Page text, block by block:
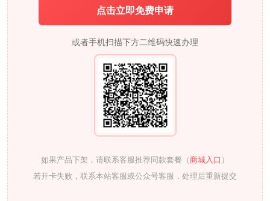
点击立即免费申请
或者手机扫描下方二维码快速办理
如果产品下架，请联系客服推荐同款套餐（商城入口 ）
若开卡失败，联系本站客服或公众号客服，处理后重新提交